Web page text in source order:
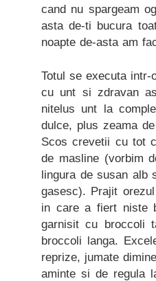
cand nu spargeam
asta de-ti bucura
noapte de-asta am
Totul se executa
cu unt si zdravan
nitelus unt la
dulce, plus zeama
Scos crevetii cu tot
de masline (vorbim
lingura de susan alb
gasesc). Prajit
in care a fiert niste
garnisit cu broccoli
broccoli langa.
reprize, jumate
aminte si de regula